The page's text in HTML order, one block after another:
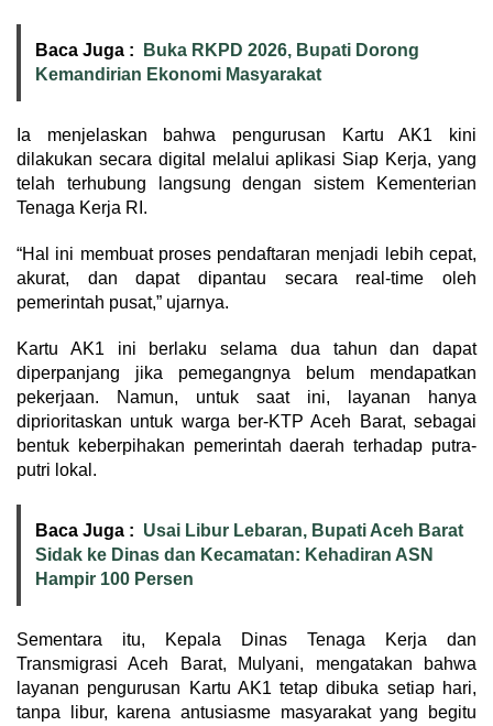
Baca Juga :
Buka RKPD 2026, Bupati Dorong
Kemandirian Ekonomi Masyarakat
Ia menjelaskan bahwa pengurusan Kartu AK1 kini
dilakukan secara digital melalui aplikasi Siap Kerja, yang
telah terhubung langsung dengan sistem Kementerian
Tenaga Kerja RI.
“Hal ini membuat proses pendaftaran menjadi lebih cepat,
akurat, dan dapat dipantau secara real-time oleh
pemerintah pusat,” ujarnya.
Kartu AK1 ini berlaku selama dua tahun dan dapat
diperpanjang jika pemegangnya belum mendapatkan
pekerjaan. Namun, untuk saat ini, layanan hanya
diprioritaskan untuk warga ber-KTP Aceh Barat, sebagai
bentuk keberpihakan pemerintah daerah terhadap putra-
putri lokal.
Baca Juga : Usai Libur Lebaran, Bupati Aceh Barat
Sidak ke Dinas dan Kecamatan: Kehadiran ASN
Hampir 100 Persen
Sementara itu, Kepala Dinas Tenaga Kerja dan
Transmigrasi Aceh Barat, Mulyani, mengatakan bahwa
layanan pengurusan Kartu AK1 tetap dibuka setiap hari,
tanpa libur, karena antusiasme masyarakat yang begitu